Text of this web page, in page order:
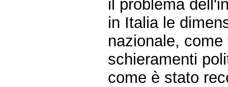
il problema
in Italia le
nazionale,
schieramenti
come è stato